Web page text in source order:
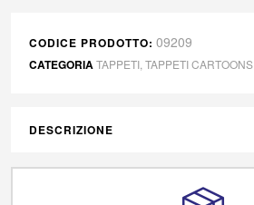
CODICE PRODOTTO: 09209
CATEGORIATAPPETI TAPPETI CARTOONS
DESCRIZIONE